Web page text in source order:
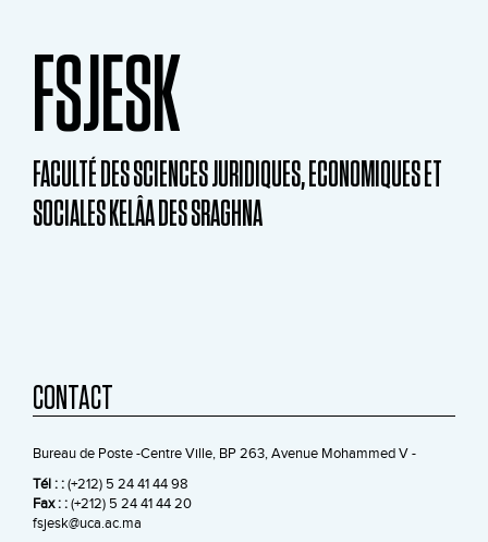
FSJESK
FACULTÉ DES SCIENCES JURIDIQUES, ECONOMIQUES ET
SOCIALES KELÂA DES SRAGHNA
CONTACT
Bureau de Poste -Centre Ville, BP 263, Avenue Mohammed V -
Tél : :(+212) 5 24 41 44 98
Fax : :(+212) 5 24 41 44 20
fsjesk@uca.ac.ma